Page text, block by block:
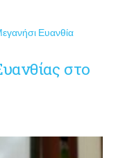
Ευανθία
στο